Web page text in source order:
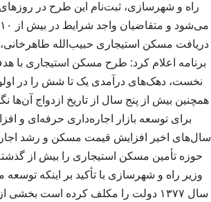
دریافت مسکن استیجاری حبیب‌الله
برنامه اعلام کرد: طرح مسکن استیجاری با
نخست، دهک‌های درآمدی یک تا شش را در
همچنین بیش از پنج سال از تاریخ ازدواج
برای توسعه بازار اجاره‌داری حرفه‌ای
سال‌های اخیر افزایش قیمت مسکن و رشد
حوزه تأمین مسکن استیجاری را بیش از
وزیر راه و شهرسازی با تأکید بر اینکه
سال ۱۳۷۷ دولت را مکلف کرده است